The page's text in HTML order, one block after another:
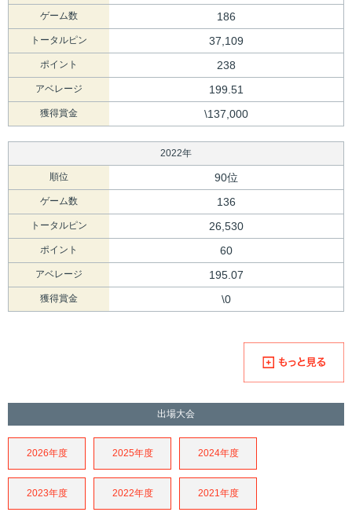
ゲーム数 186
トータルピン 37,109
ポイント 238
アベレージ 199.51
獲得賞金 \137,000
2022年
順位 90位
ゲーム数 136
トータルピン 26,530
ポイント 60
アベレージ 195.07
獲得賞金 \0
出場大会
2026年度 2025年度 2024年度
2023年度 2022年度 2021年度